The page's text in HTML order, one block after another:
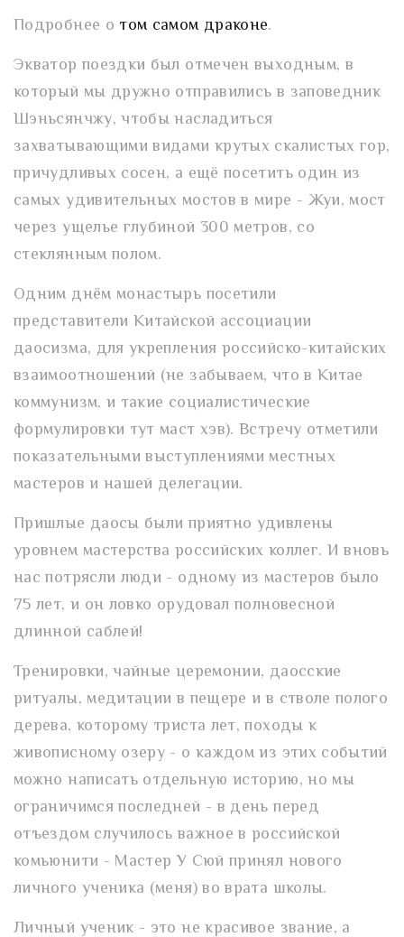
Подробнее о том самом драконе.
Экватор поездки был отмечен выходным, в
который мы дружно отправились в заповедник
Шэньсянчжу, чтобы насладиться
захватывающими видами крутых скалистых гор,
причудливых сосен, а ещё посетить один из
самых удивительных мостов в мире - Жуи, мост
через ущелье глубиной 300 метров, со
стеклянным полом.
Одним днём монастырь посетили
представители Китайской ассоциации
даосизма, для укрепления российско-китайских
взаимоотношений (не забываем, что в Китае
коммунизм, и такие социалистические
формулировки тут маст хэв). Встречу отметили
показательными выступлениями местных
мастеров и нашей делегации.
Пришлые даосы были приятно удивлены
уровнем мастерства российских коллег. И вновь
нас потрясли люди - одному из мастеров было
75 лет, и он ловко орудовал полновесной
длинной саблей!
Тренировки, чайные церемонии, даосские
ритуалы, медитации в пещере и в стволе полого
дерева, которому триста лет, походы к
живописному озеру - о каждом из этих событий
можно написать отдельную историю, но мы
ограничимся последней - в день перед
отъездом случилось важное в российской
комьюнити - Мастер У Сюй принял нового
личного ученика (меня) во врата школы.
Личный ученик - это не красивое звание, а